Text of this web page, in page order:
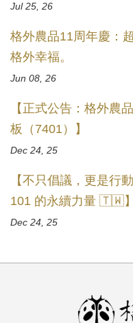
Jul 25, 26
格外農品11周年慶：
格外幸福。
Jun 08, 26
【正式公告：格外農
板（7401）】
Dec 24, 25
【不只倡議，更是行
101 的永續力量 🇹🇼】
Dec 24, 25